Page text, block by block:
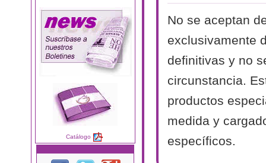
Catálogo
No se aceptan
exclusivamente
definitivas y no
circunstancia.
productos
medida y
específicos.